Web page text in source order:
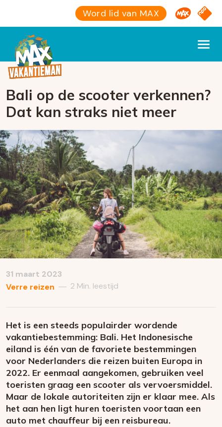
Word lid van MAX Omroep
NPO
Bali op de scooter verkennen?
Dat kan straks niet meer
31 maart 2023
Verre reizen — 2 Min. leestijd
Het is een steeds populairder wordende
vakantiebestemming: Bali. Het Indonesische
eiland is één van de favoriete bestemmingen
voor Nederlanders die reizen buiten Europa in
2022. Er eenmaal aangekomen, gebruiken veel
toeristen graag een scooter als vervoersmiddel.
Maar de lokale autoriteiten zijn er klaar mee. Als
het aan hen ligt huren toeristen voortaan een
auto met chauffeur bij een reisbureau.